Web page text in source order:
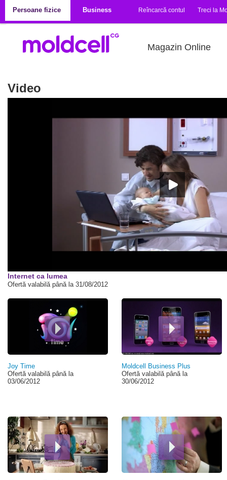
Persoane fizice
Business Reîncarcă contul Treci la
Magazin Online
Video
Internet ca lumea
Ofertă valabilă până la 31/08/2012
Joy Time
Ofertă valabilă până la
03/06/2012
Moldcell Business Plus
Ofertă valabilă până la
30/06/2012
Pagini